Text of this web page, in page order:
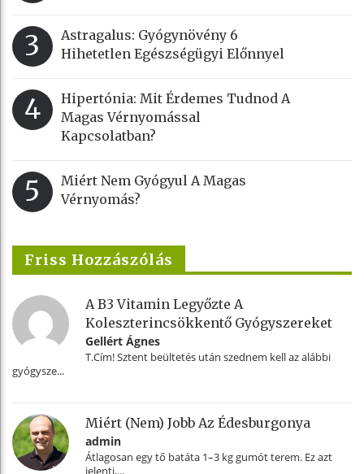
3
Astragalus: Gyógynövény 6
Hihetetlen Egészségügyi Előnnyel
4
Hipertónia: Mit Érdemes Tudnod A
Magas Vérnyomással
Kapcsolatban?
5
Miért Nem Gyógyul A Magas
Vérnyomás?
Friss Hozzászólás
A B3 Vitamin Legyőzte A
Koleszterincsökkentő Gyógyszereket
Gellért Ágnes
T.Cím! Sztent beültetés után szednem kell az alábbi
gyógysze...
Miért (nem) Jobb Az Édesburgonya
admin
Átlagosan egy tő batáta 1–3 kg gumót terem. Ez azt
jelenti,...